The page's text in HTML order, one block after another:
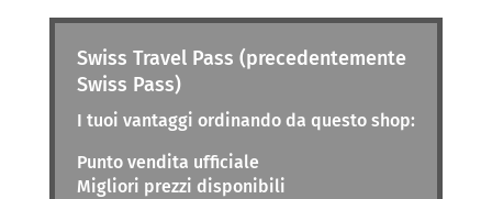
Swiss Travel Pass (precedentemente
Swiss Pass)
I tuoi vantaggi ordinando da questo shop:
Punto vendita ufficiale
Migliori prezzi disponibili